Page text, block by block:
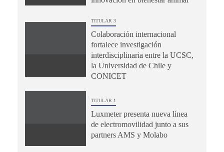
TITULAR 3
Colaboración internacional
fortalece investigación
interdisciplinaria entre la UCSC,
la Universidad de Chile y
CONICET
TITULAR 1
Luxmeter presenta nueva línea
de electromovilidad junto a sus
partners AMS y Molabo